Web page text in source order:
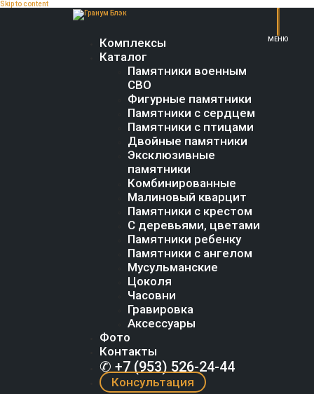
Skip to content
Комплексы
Каталог
Памятники военным
СВО
Фигурные памятники
Памятники с сердцем
Памятники с птицами
Двойные памятники
Эксклюзивные
памятники
Комбинированные
Малиновый кварцит
Памятники с крестом
С деревьями, цветами
Памятники ребенку
Памятники с ангелом
Мусульманские
Цоколя
Часовни
Гравировка
Аксессуары
Фото
Контакты
✆ +7 (953) 526-24-44
Консультация